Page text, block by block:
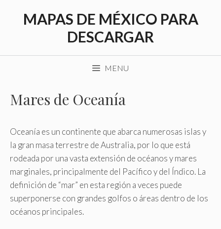
MAPAS DE MÉXICO PARA
DESCARGAR
MENU
Mares de Oceanía
Oceanía es un continente que abarca numerosas islas y
la gran masa terrestre de Australia, por lo que está
rodeada por una vasta extensión de océanos y mares
marginales, principalmente del Pacífico y del Índico. La
definición de “mar” en esta región a veces puede
superponerse con grandes golfos o áreas dentro de los
océanos principales.